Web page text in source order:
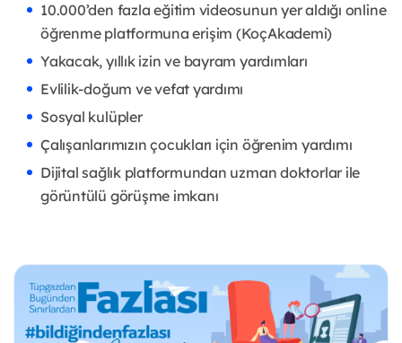
10.000’den fazla eğitim videosunun yer aldığı online
öğrenme platformuna erişim (KoçAkademi)
Yakacak, yıllık izin ve bayram yardımları
Evlilik-doğum ve vefat yardımı
Sosyal kulüpler
Çalışanlarımızın çocukları için öğrenim yardımı
Dijital sağlık platformundan uzman doktorlar ile
görüntülü görüşme imkanı